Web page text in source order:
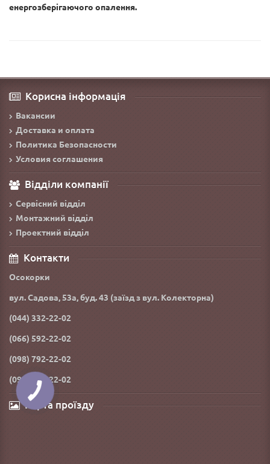
енергозберігаючого опалення.
Корисна інформація
Вакансии
Доставка и оплата
Политика Безопасности
Условия соглашения
Відділи компанії
Сервісний відділ
Монтажний відділ
Проектний відділ
Контакти
Осокорки
вул. Садова, 53а, буд. 43 (заїзд з вул. Колекторна)
(044) 332-22-02
(066) 592-22-02
(098) 792-22-02
(093) 092-22-02
Карта проїзду